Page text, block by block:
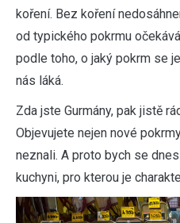
koření. Bez koření
od typického pokrmu
podle toho, o jaký pokrm se
nás láká.
Zda jste Gurmány, pak jistě
Objevujete nejen nové
neznali. A proto bych se
kuchyni, pro kterou je